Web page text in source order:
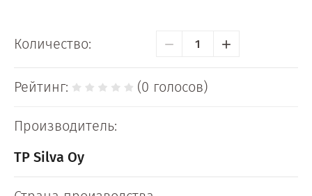
Количество: − +
Рейтинг: (0 голосов)
Производитель:
TP Silva Oy